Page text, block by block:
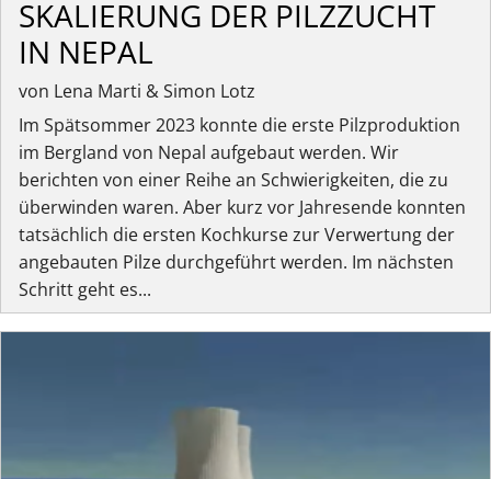
SKALIERUNG DER PILZZUCHT
IN NEPAL
von Lena Marti & Simon Lotz
Im Spätsommer 2023 konnte die erste Pilzproduktion
im Bergland von Nepal aufgebaut werden. Wir
berichten von einer Reihe an Schwierigkeiten, die zu
überwinden waren. Aber kurz vor Jahresende konnten
tatsächlich die ersten Kochkurse zur Verwertung der
angebauten Pilze durchgeführt werden. Im nächsten
Schritt geht es...